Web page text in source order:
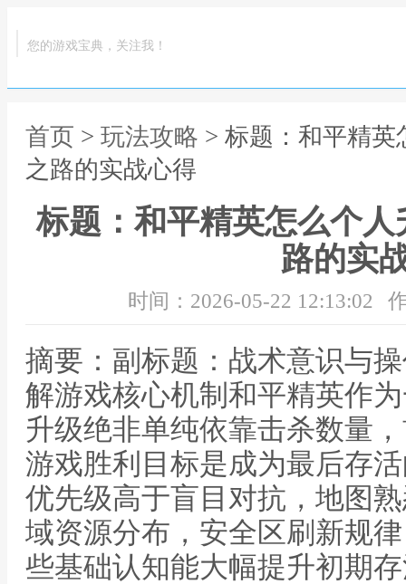
您的游戏宝典，关注我！
首页 > 玩法攻略 > 标题：和平精
之路的实战心得
标题：和平精英怎么个
路的实
时间：2026-05-22 12:13:02
摘要：副标题：战术意识与
解游戏核心机制和平精英作
升级绝非单纯依靠击杀数量
游戏胜利目标是成为最后存
优先级高于盲目对抗，地图
域资源分布，安全区刷新规
些基础认知能大幅提升初期